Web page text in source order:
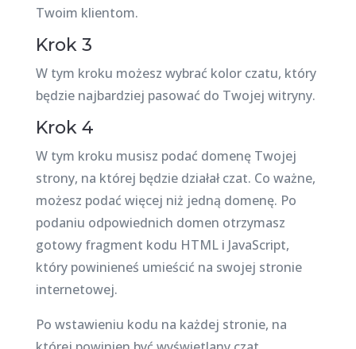
Twoim klientom.
Krok 3
W tym kroku możesz wybrać kolor czatu, który
będzie najbardziej pasować do Twojej witryny.
Krok 4
W tym kroku musisz podać domenę Twojej
strony, na której będzie działał czat. Co ważne,
możesz podać więcej niż jedną domenę. Po
podaniu odpowiednich domen otrzymasz
gotowy fragment kodu HTML i JavaScript,
który powinieneś umieścić na swojej stronie
internetowej.
Po wstawieniu kodu na każdej stronie, na